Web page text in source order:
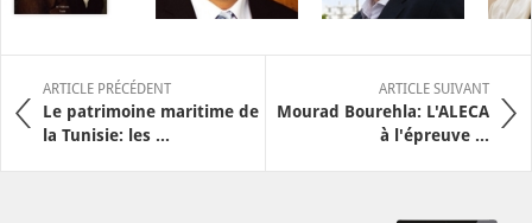
ARTICLE PRÉCÉDENT
Le patrimoine maritime de
la Tunisie: les ...
ARTICLE SUIVANT
Mourad Bourehla: L'ALECA
à l'épreuve ...